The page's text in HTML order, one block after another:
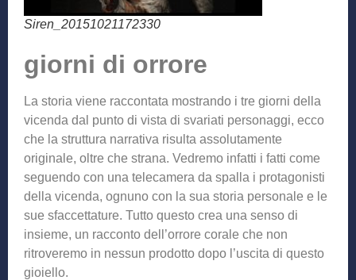
Siren_20151021172330
giorni di orrore
La storia viene raccontata mostrando i tre giorni della
vicenda dal punto di vista di svariati personaggi, ecco
che la struttura narrativa risulta assolutamente
originale, oltre che strana. Vedremo infatti i fatti come
seguendo con una telecamera da spalla i protagonisti
della vicenda, ognuno con la sua storia personale e le
sue sfaccettature. Tutto questo crea una senso di
insieme, un racconto dell’orrore corale che non
ritroveremo in nessun prodotto dopo l’uscita di questo
gioiello.